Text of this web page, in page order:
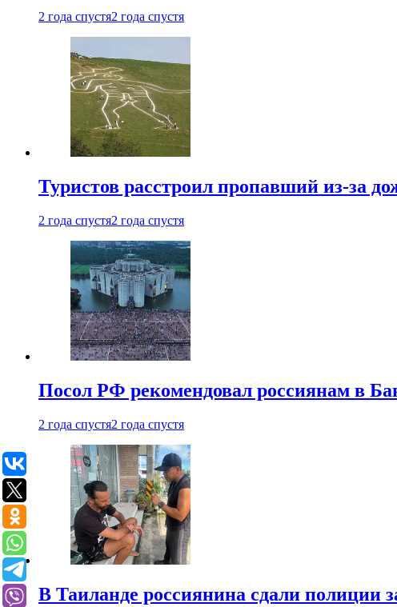
2 года спустя2 года спустя
Туристов расстроил пропавший из-за
2 года спустя2 года спустя
Посол РФ рекомендовал россиянам в
2 года спустя2 года спустя
В Таиланде россиянина сдали полиции